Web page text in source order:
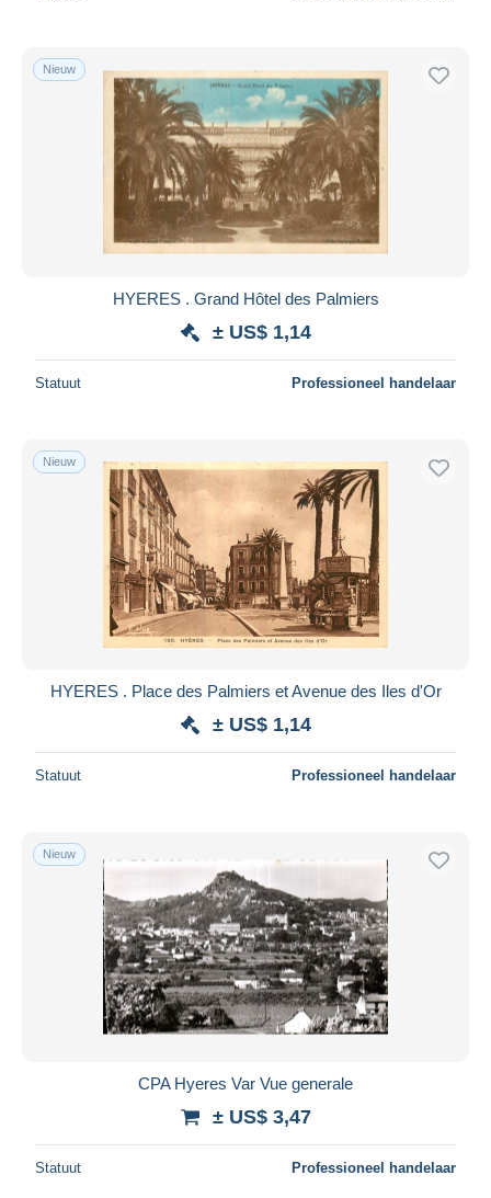
Nieuw
HYERES . Grand Hôtel des Palmiers
± US$ 1,14
Statuut Professioneel handelaar
Nieuw
HYERES . Place des Palmiers et Avenue des Iles d'Or
± US$ 1,14
Statuut Professioneel handelaar
Nieuw
CPA Hyeres Var Vue generale
± US$ 3,47
Statuut Professioneel handelaar